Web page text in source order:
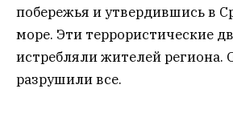
побережья и утвердившись в
море. Эти террористические
истребляли жителей региона.
разрушили все.